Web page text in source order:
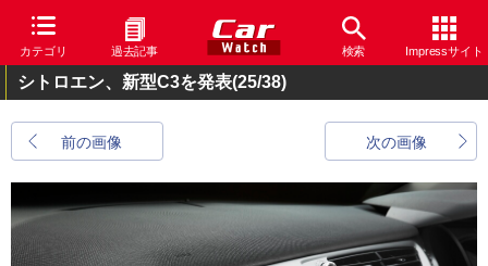
カテゴリ 過去記事 検索 Impressサイト
シトロエン、新型C3を発表(25/38)
前の画像 次の画像